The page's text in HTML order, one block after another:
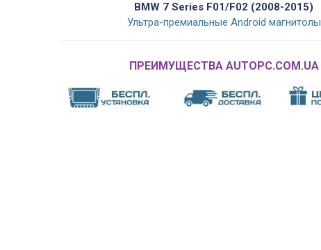
BMW 7 Series F01/F02 (2008-2015)
Ультра-премиальные Android магнитолы
ПРЕИМУЩЕСТВА AUTOPC.COM.UA